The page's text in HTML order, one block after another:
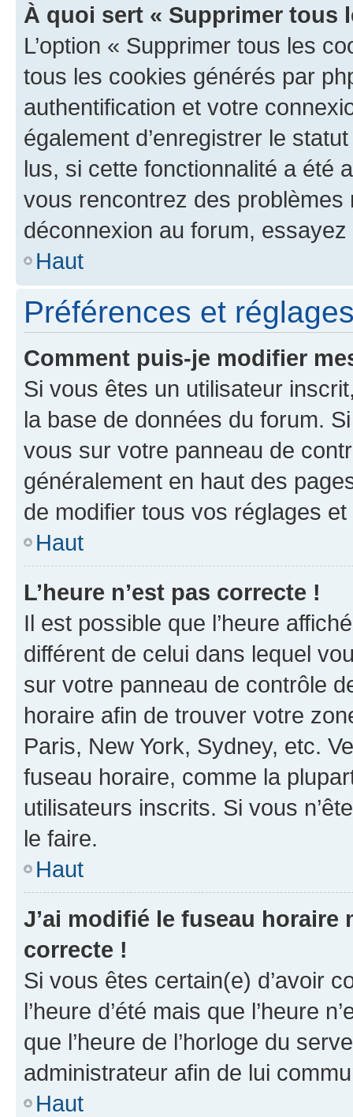
À quoi sert « Supprimer tous
L’option « Supprimer tous les
tous les cookies générés par
authentification et votre
également d’enregistrer le
lus, si cette fonctionnalité a été
vous rencontrez des
déconnexion au forum,
Haut
Préférences et
Comment puis-je modifier
Si vous êtes un utilisateur
la base de données du forum.
vous sur votre panneau de
généralement en haut des
de modifier tous vos réglages
Haut
L’heure n’est pas correcte !
Il est possible que l’heure
différent de celui dans lequel
sur votre panneau de contrôle
horaire afin de trouver votre
Paris, New York, Sydney, etc.
fuseau horaire, comme la
utilisateurs inscrits. Si vous
le faire.
Haut
J’ai modifié le fuseau horaire
correcte !
Si vous êtes certain(e) d’avoir
l’heure d’été mais que l’heure
que l’heure de l’horloge du
administrateur afin de lui
Haut